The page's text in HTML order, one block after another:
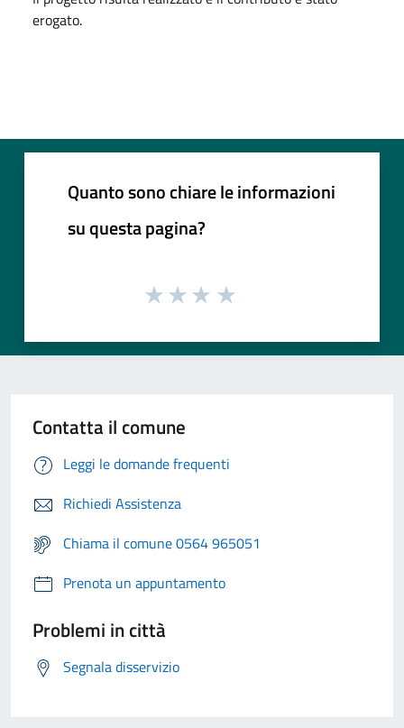
erogato.
Quanto sono chiare le informazioni
su questa pagina?
Contatta il comune
Leggi le domande frequenti
Richiedi Assistenza
Chiama il comune 0564 965051
Prenota un appuntamento
Problemi in città
Segnala disservizio